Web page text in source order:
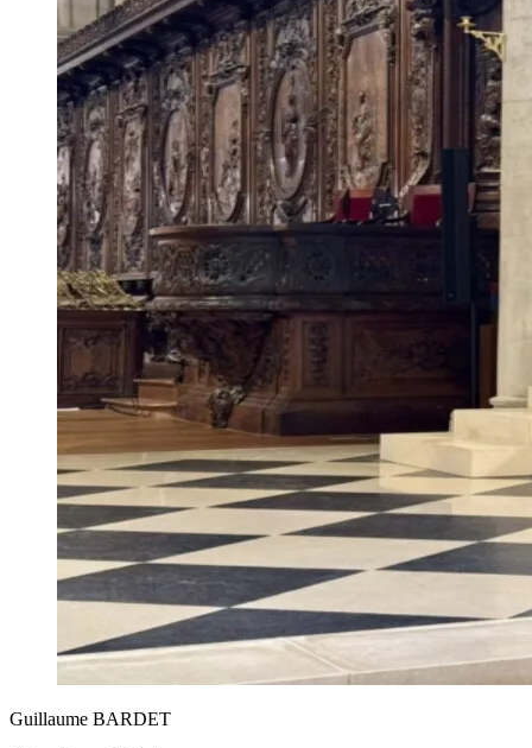
Guillaume BARDET